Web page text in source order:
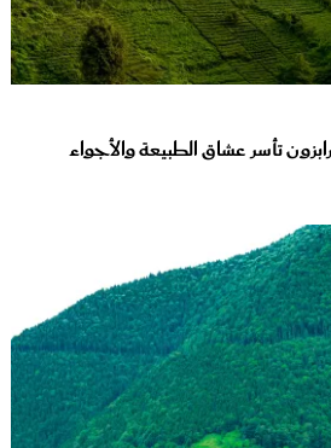
تأسر عشاق الطبيعة والأجواء